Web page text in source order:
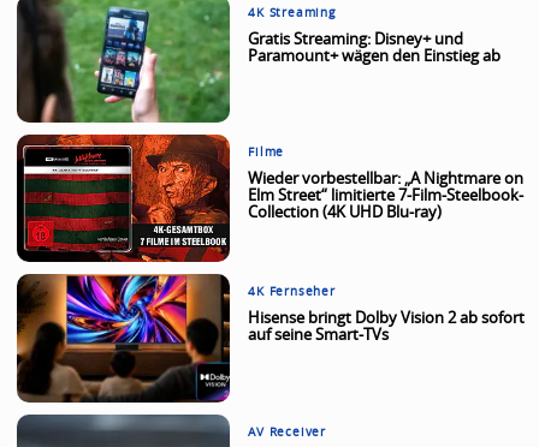
4K Streaming
Gratis Streaming: Disney+ und
Paramount+ wägen den Einstieg ab
Filme
Wieder vorbestellbar: „A Nightmare on
Elm Street“ limitierte 7-Film-Steelbook-
Collection (4K UHD Blu-ray)
4K Fernseher
Hisense bringt Dolby Vision 2 ab sofort
auf seine Smart-TVs
AV Receiver